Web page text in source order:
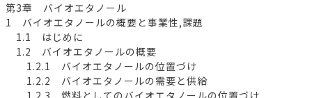
第3章 バイオエタノール
1 バイオエタノールの概要と事業性,課題
1.1 はじめに
1.2 バイオエタノールの概要
1.2.1 バイオエタノールの位置づけ
1.2.2 バイオエタノールの需要と供給